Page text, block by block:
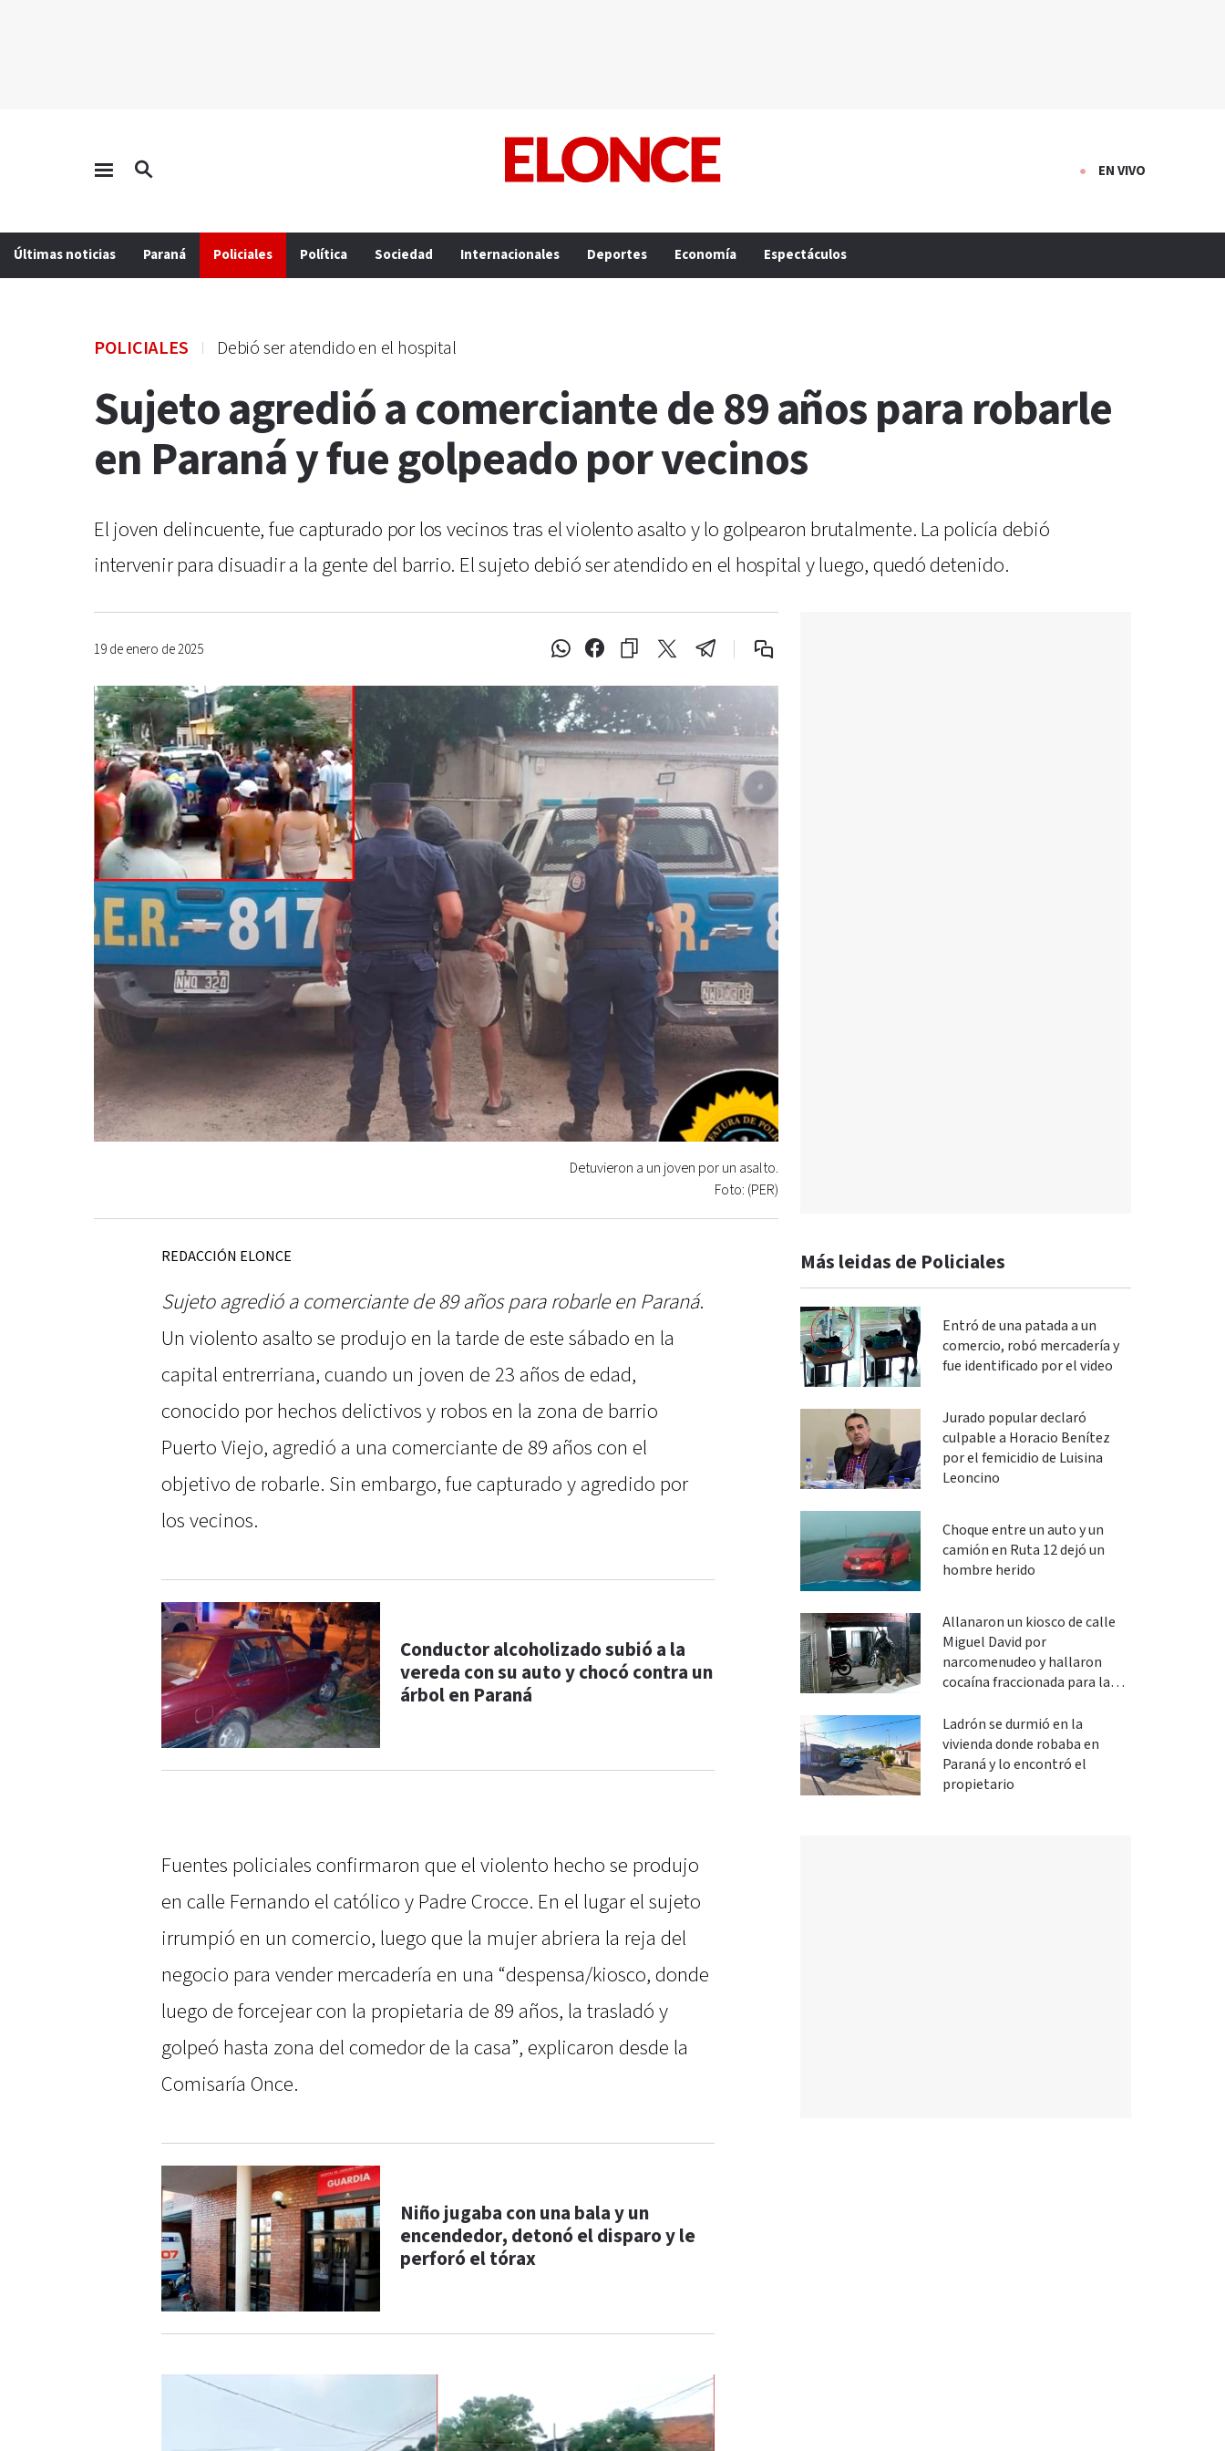
EN VIVO
Últimas noticias Paraná Policiales Política Sociedad Internacionales Deportes Economía Espectáculos
POLICIALES Debió ser atendido en el hospital
Sujeto agredió a comerciante de 89 años para robarle
en Paraná y fue golpeado por vecinos
El joven delincuente, fue capturado por los vecinos tras el violento asalto y lo golpearon brutalmente. La policía debió
intervenir para disuadir a la gente del barrio. El sujeto debió ser atendido en el hospital y luego, quedó detenido.
19 de enero de 2025
Detuvieron a un joven por un asalto.
Foto: (PER)
REDACCIÓN ELONCE
Sujeto agredió a comerciante de 89 años para robarle en Paraná.
Un violento asalto se produjo en la tarde de este sábado en la
capital entrerriana, cuando un joven de 23 años de edad,
conocido por hechos delictivos y robos en la zona de barrio
Puerto Viejo, agredió a una comerciante de 89 años con el
objetivo de robarle. Sin embargo, fue capturado y agredido por
los vecinos.
Conductor alcoholizado subió a la
vereda con su auto y chocó contra un
árbol en Paraná
Fuentes policiales confirmaron que el violento hecho se produjo
en calle Fernando el católico y Padre Crocce. En el lugar el sujeto
irrumpió en un comercio, luego que la mujer abriera la reja del
negocio para vender mercadería en una “despensa/kiosco, donde
luego de forcejear con la propietaria de 89 años, la trasladó y
golpeó hasta zona del comedor de la casa”, explicaron desde la
Comisaría Once.
Niño jugaba con una bala y un
encendedor, detonó el disparo y le
perforó el tórax
Más leidas de Policiales
Entró de una patada a un
comercio, robó mercadería y
fue identificado por el video
Jurado popular declaró
culpable a Horacio Benítez
por el femicidio de Luisina
Leoncino
Choque entre un auto y un
camión en Ruta 12 dejó un
hombre herido
Allanaron un kiosco de calle
Miguel David por
narcomenudeo y hallaron
cocaína fraccionada para la
Ladrón se durmió en la
vivienda donde robaba en
Paraná y lo encontró el
propietario